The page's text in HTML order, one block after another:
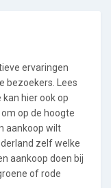
ervaringen
bezoekers. Lees
hier ook op
op de hoogte
aankoop wilt
zelf welke
aankoop doen bij
of rode